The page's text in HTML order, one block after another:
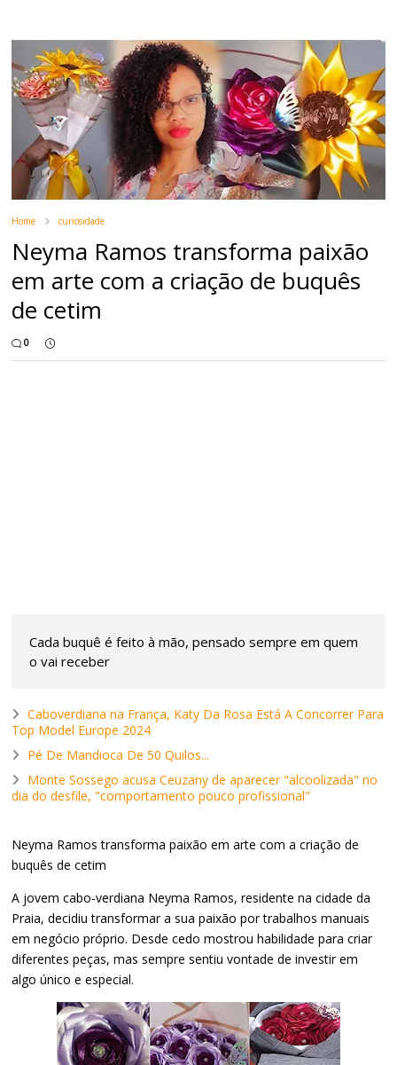
Home curiosidade
Neyma Ramos transforma paixão
em arte com a criação de buquês
de cetim
0
Cada buquê é feito à mão, pensado sempre em quem
o vai receber
Caboverdiana na França, Katy Da Rosa Está A Concorrer Para
Top Model Europe 2024
Pé De Mandioca De 50 Quilos...
Monte Sossego acusa Ceuzany de aparecer "alcoolizada" no
dia do desfile, "comportamento pouco profissional"
Neyma Ramos transforma paixão em arte com a criação de
buquês de cetim
A jovem cabo-verdiana Neyma Ramos, residente na cidade da
Praia, decidiu transformar a sua paixão por trabalhos manuais
em negócio próprio. Desde cedo mostrou habilidade para criar
diferentes peças, mas sempre sentiu vontade de investir em
algo único e especial.